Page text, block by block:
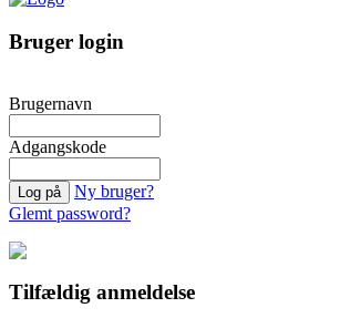
Bruger login
Brugernavn
Adgangskode
Ny bruger?
Glemt password?
Tilfældig anmeldelse